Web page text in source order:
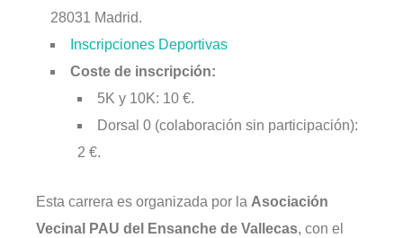
28031 Madrid. ​
Inscripciones Deportivas
Coste de inscripción:
5K y 10K: 10 €.
Dorsal 0 (colaboración sin participación):
2 €.​
Esta carrera es organizada por la Asociación
Vecinal PAU del Ensanche de Vallecas, con el